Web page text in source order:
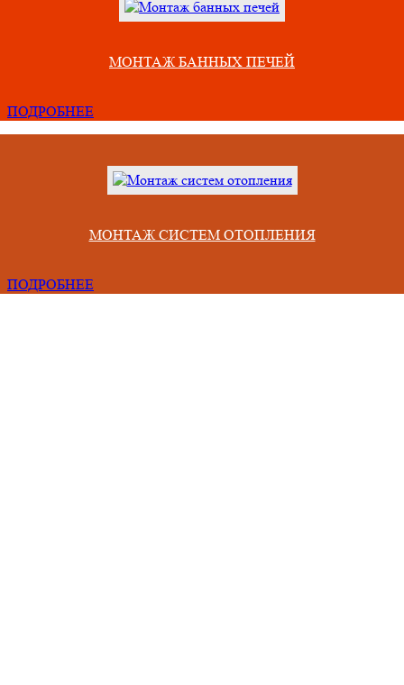
МОНТАЖ БАННЫХ ПЕЧЕЙ
ПОДРОБНЕЕ
МОНТАЖ СИСТЕМ ОТОПЛЕНИЯ
ПОДРОБНЕЕ